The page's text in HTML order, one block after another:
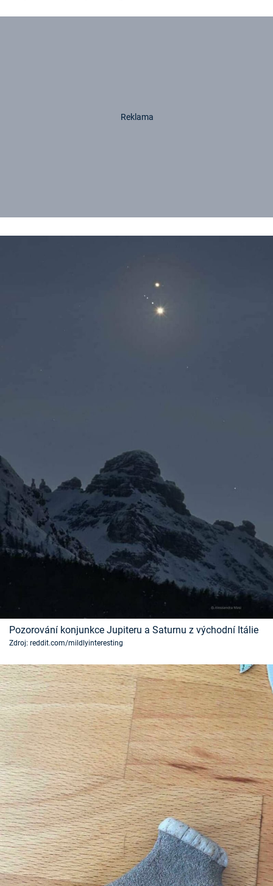
Pozorování konjunkce Jupiteru a Saturnu z východní Itálie
Zdroj: reddit.com/mildlyinteresting